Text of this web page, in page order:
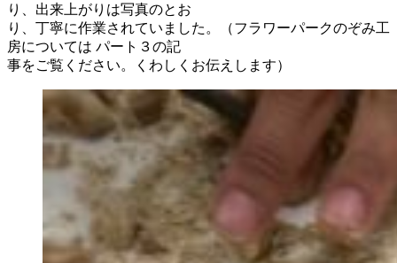
り、出来上がりは写真のとお
り、丁寧に作業されていました。（フラワーパークのぞみ工
房については パート３の記
事をご覧ください。くわしくお伝えします）